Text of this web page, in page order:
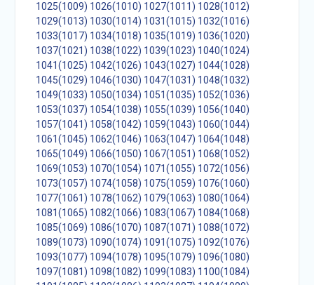
1025(1009) 1026(1010) 1027(1011) 1028(1012)
1029(1013) 1030(1014) 1031(1015) 1032(1016)
1033(1017) 1034(1018) 1035(1019) 1036(1020)
1037(1021) 1038(1022) 1039(1023) 1040(1024)
1041(1025) 1042(1026) 1043(1027) 1044(1028)
1045(1029) 1046(1030) 1047(1031) 1048(1032)
1049(1033) 1050(1034) 1051(1035) 1052(1036)
1053(1037) 1054(1038) 1055(1039) 1056(1040)
1057(1041) 1058(1042) 1059(1043) 1060(1044)
1061(1045) 1062(1046) 1063(1047) 1064(1048)
1065(1049) 1066(1050) 1067(1051) 1068(1052)
1069(1053) 1070(1054) 1071(1055) 1072(1056)
1073(1057) 1074(1058) 1075(1059) 1076(1060)
1077(1061) 1078(1062) 1079(1063) 1080(1064)
1081(1065) 1082(1066) 1083(1067) 1084(1068)
1085(1069) 1086(1070) 1087(1071) 1088(1072)
1089(1073) 1090(1074) 1091(1075) 1092(1076)
1093(1077) 1094(1078) 1095(1079) 1096(1080)
1097(1081) 1098(1082) 1099(1083) 1100(1084)